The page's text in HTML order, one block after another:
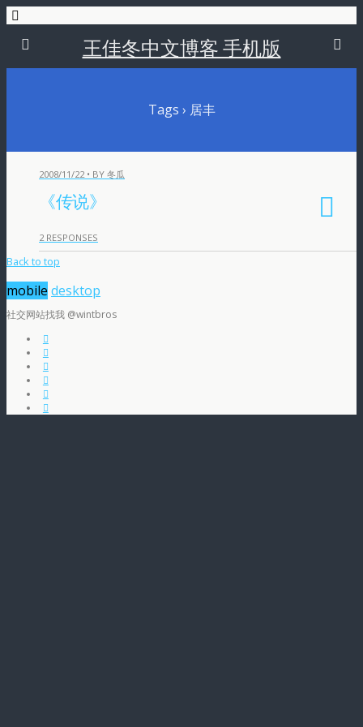
王佳冬中文博客 手机版
Tags › 居丰
2008/11/22 • BY 冬瓜
《传说》
2 RESPONSES
Back to top
mobile desktop
社交网站找我 @wintbros